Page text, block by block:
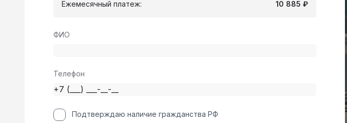
Ежемесячный платеж: 10 885 ₽
ФИО
Телефон
Подтверждаю наличие гражданства РФ